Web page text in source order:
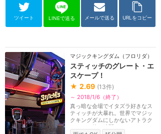
ツイート LINEで送る メールで送る URLをコピー
マジックキングダム（フロリダ）
スティッチのグレート・エ
スケープ！
★ 2.69 (13件)
～ 2018/1/6（終了）
真っ暗な会場でイタズラ好きなス
ティッチが大暴れ。世界でマジッ
クキングダムにしかないアトラク
ション。待ち時間...